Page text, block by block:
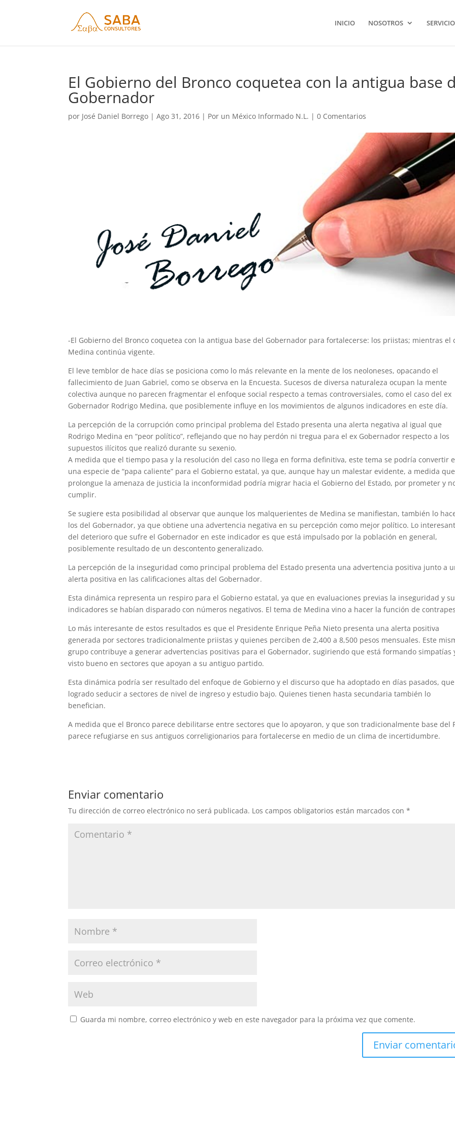
INICIO NOSOTROS
El Gobierno del Bronco coquetea con la antigua base
Gobernador
por José Daniel Borrego |Ago 31, 2016 | Por un México Informado N.L. |0 Comentarios
-El Gobierno del Bronco coquetea con la antigua base del Gobernador para fortalecerse: los priistas; mientras el
Medina continúa vigente.
El leve temblor de hace días se posiciona como lo más relevante en la mente de los neoloneses, opacando el
fallecimiento de Juan Gabriel, como se observa en la Encuesta. Sucesos de diversa naturaleza ocupan la mente
colectiva aunque no parecen fragmentar el enfoque social respecto a temas controversiales, como el caso del ex
Gobernador Rodrigo Medina, que posiblemente influye en los movimientos de algunos indicadores en este día.
La percepción de la corrupción como principal problema del Estado presenta una alerta negativa al igual que
Rodrigo Medina en “peor político”, reflejando que no hay perdón ni tregua para el ex Gobernador respecto a los
supuestos ilícitos que realizó durante su sexenio.
A medida que el tiempo pasa y la resolución del caso no llega en forma definitiva, este tema se podría convertir
una especie de “papa caliente” para el Gobierno estatal, ya que, aunque hay un malestar evidente, a medida
prolongue la amenaza de justicia la inconformidad podría migrar hacia el Gobierno del Estado, por prometer y
cumplir.
Se sugiere esta posibilidad al observar que aunque los malquerientes de Medina se manifiestan, también lo
los del Gobernador, ya que obtiene una advertencia negativa en su percepción como mejor político. Lo
del deterioro que sufre el Gobernador en este indicador es que está impulsado por la población en general,
posiblemente resultado de un descontento generalizado.
La percepción de la inseguridad como principal problema del Estado presenta una advertencia positiva junto a
alerta positiva en las calificaciones altas del Gobernador.
Esta dinámica representa un respiro para el Gobierno estatal, ya que en evaluaciones previas la inseguridad y
indicadores se habían disparado con números negativos. El tema de Medina vino a hacer la función de
Lo más interesante de estos resultados es que el Presidente Enrique Peña Nieto presenta una alerta positiva
generada por sectores tradicionalmente priistas y quienes perciben de 2,400 a 8,500 pesos mensuales. Este
grupo contribuye a generar advertencias positivas para el Gobernador, sugiriendo que está formando simpatías
visto bueno en sectores que apoyan a su antiguo partido.
Esta dinámica podría ser resultado del enfoque de Gobierno y el discurso que ha adoptado en días pasados,
logrado seducir a sectores de nivel de ingreso y estudio bajo. Quienes tienen hasta secundaria también lo
benefician.
A medida que el Bronco parece debilitarse entre sectores que lo apoyaron, y que son tradicionalmente base del
parece refugiarse en sus antiguos correligionarios para fortalecerse en medio de un clima de incertidumbre.
Enviar comentario
Tu dirección de correo electrónico no será publicada. Los campos obligatorios están marcados con*
Guarda mi nombre, correo electrónico y web en este navegador para la próxima vez que comente.